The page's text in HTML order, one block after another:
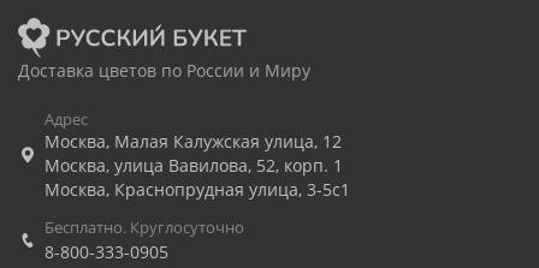
Доставка цветов по России и Миру
Адрес
Москва, Малая Калужская улица, 12
Москва, улица Вавилова, 52, корп. 1
Москва, Краснопрудная улица, 3-5с1
Бесплатно. Круглосуточно
8-800-333-0905